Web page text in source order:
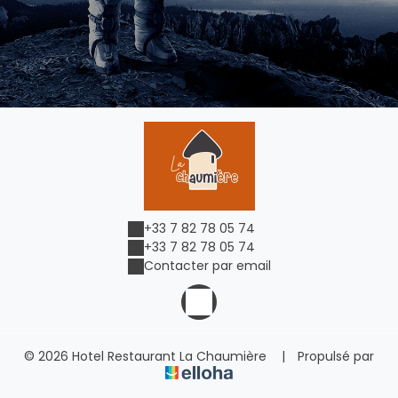
+33 7 82 78 05 74
+33 7 82 78 05 74
Contacter par email
© 2026 Hotel Restaurant La Chaumière | Propulsé par